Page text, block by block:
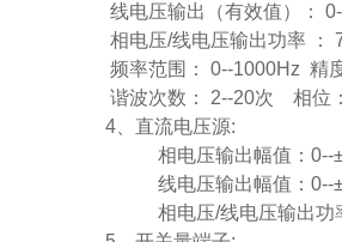
线电压输出（有效值）：
相电压/线电压输出功率 ：
频率范围： 0--1000Hz 精
谐波次数： 2--20次 相位
4、直流电压源:
相电压输出幅值：0--
线电压输出幅值：
相电压/线电压输出功